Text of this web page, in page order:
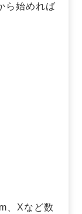
ら始めれば
、Xなど数